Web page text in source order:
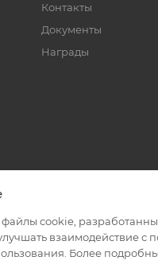
Контакты
Документы
Награды
магазин
cookie,
взаимодействие
Более